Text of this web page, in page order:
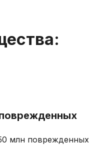
млн поврежденных